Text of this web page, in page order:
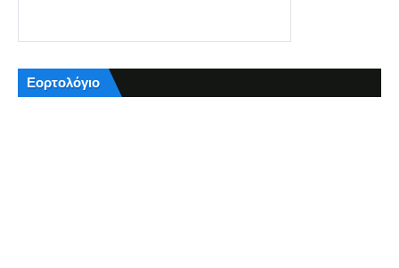
Εορτολόγιο